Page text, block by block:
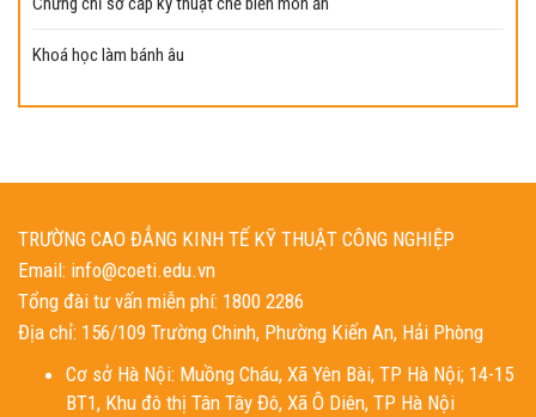
Khoá học làm bánh âu
TRƯỜNG CAO ĐẲNG KINH TẾ KỸ THUẬT CÔNG NGHIỆP
Email: info@coeti.edu.vn
Tổng đài tư vấn miễn phí: 1800 2286
Địa chỉ: 156/109 Trường Chinh, Phường Kiến An, Hải Phòng
Cơ sở Hà Nội: Muồng Cháu, Xã Yên Bài, TP Hà Nội; 14-15
BT1, Khu đô thị Tân Tây Đô, Xã Ô Diên, TP Hà Nội